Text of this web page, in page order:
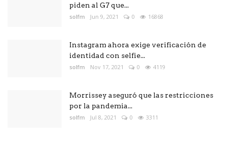
piden al G7 que...
solfm Jun 9, 2021 0 16868
Instagram ahora exige verificación de
identidad con selfie...
solfm Nov 17, 2021 0 4119
Morrissey aseguró que las restricciones
por la pandemia...
solfm Jul 8, 2021 0 3311